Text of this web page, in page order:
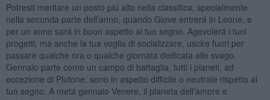
Potresti meritare un posto piú alto nella classifica, specialmente
nella seconda parte dell’anno, quando Giove entrerá in Leone, e
per un anno sará in buon aspetto al tuo segno. Agevolerá i tuoi
progetti, ma anche la tua voglia di socializzare, uscire fuori per
passare qualche ora o qualche giornata dedicata allo svago.
Gennaio parte come un campo di battaglia, tutti i pianeti, ad
eccezione di Plutone, sono in aspetto difficile o neutrale rispetto al
tuo segno. A metá gennaio Venere, il pianeta dell’amore e